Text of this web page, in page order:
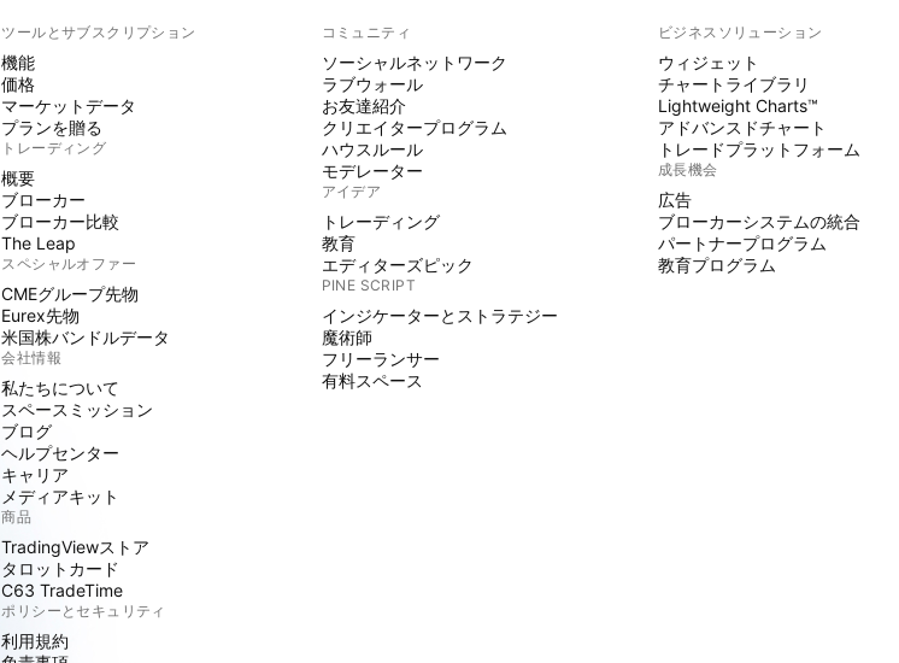
ツールとサブスクリプション
機能
価格
マーケットデータ
プランを贈る
トレーディング
概要
ブローカー
ブローカー比較
The Leap
スペシャルオファー
CMEグループ先物
Eurex先物
米国株バンドルデータ
会社情報
私たちについて
スペースミッション
ブログ
ヘルプセンター
キャリア
メディアキット
商品
TradingViewストア
タロットカード
C63 TradeTime
ポリシーとセキュリティ
利用規約
コミュニティ
ソーシャルネットワーク
ラブウォール
お友達紹介
クリエイタープログラム
ハウスルール
モデレーター
アイデア
トレーディング
教育
エディターズピック
PINE SCRIPT
インジケーターとストラテジー
魔術師
フリーランサー
有料スペース
ビジネスソリューション
ウィジェット
チャートライブラリ
Lightweight Charts™
アドバンスドチャート
トレードプラットフォーム
成長機会
広告
ブローカーシステムの統合
パートナープログラム
教育プログラム